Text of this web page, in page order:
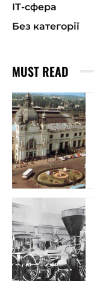
ІТ-сфера
Без категорії
MUST READ